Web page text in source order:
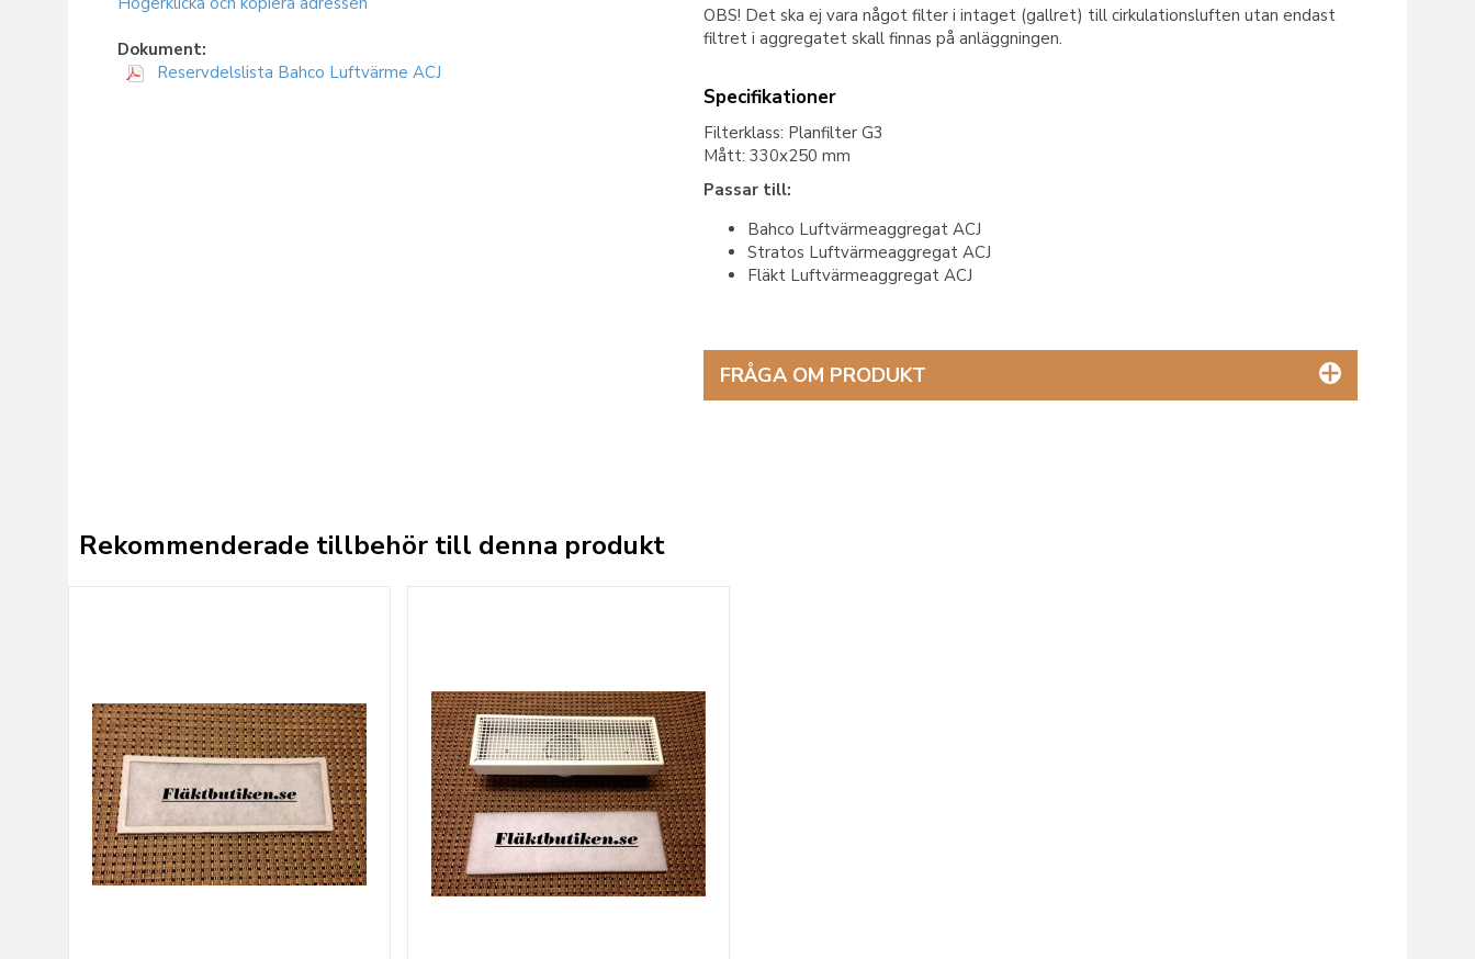
OBS! Det ska ej vara något filter i intaget (gallret) till cirkulationsluften utan endast
filtret i aggregatet skall finnas på anläggningen.
Specifikationer
Filterklass: Planfilter G3
Mått: 330x250 mm
Passar till:
Bahco Luftvärmeaggregat ACJ
Stratos Luftvärmeaggregat ACJ
Fläkt Luftvärmeaggregat ACJ
FRÅGA OM PRODUKT
Dokument:
Reservdelslista Bahco Luftvärme ACJ
Rekommenderade tillbehör till denna produkt